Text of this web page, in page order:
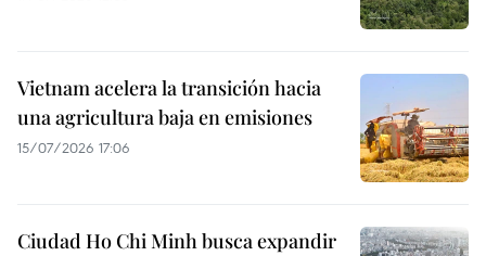
Vietnam acelera la transición hacia
una agricultura baja en emisiones
15/07/2026 17:06
Ciudad Ho Chi Minh busca expandir